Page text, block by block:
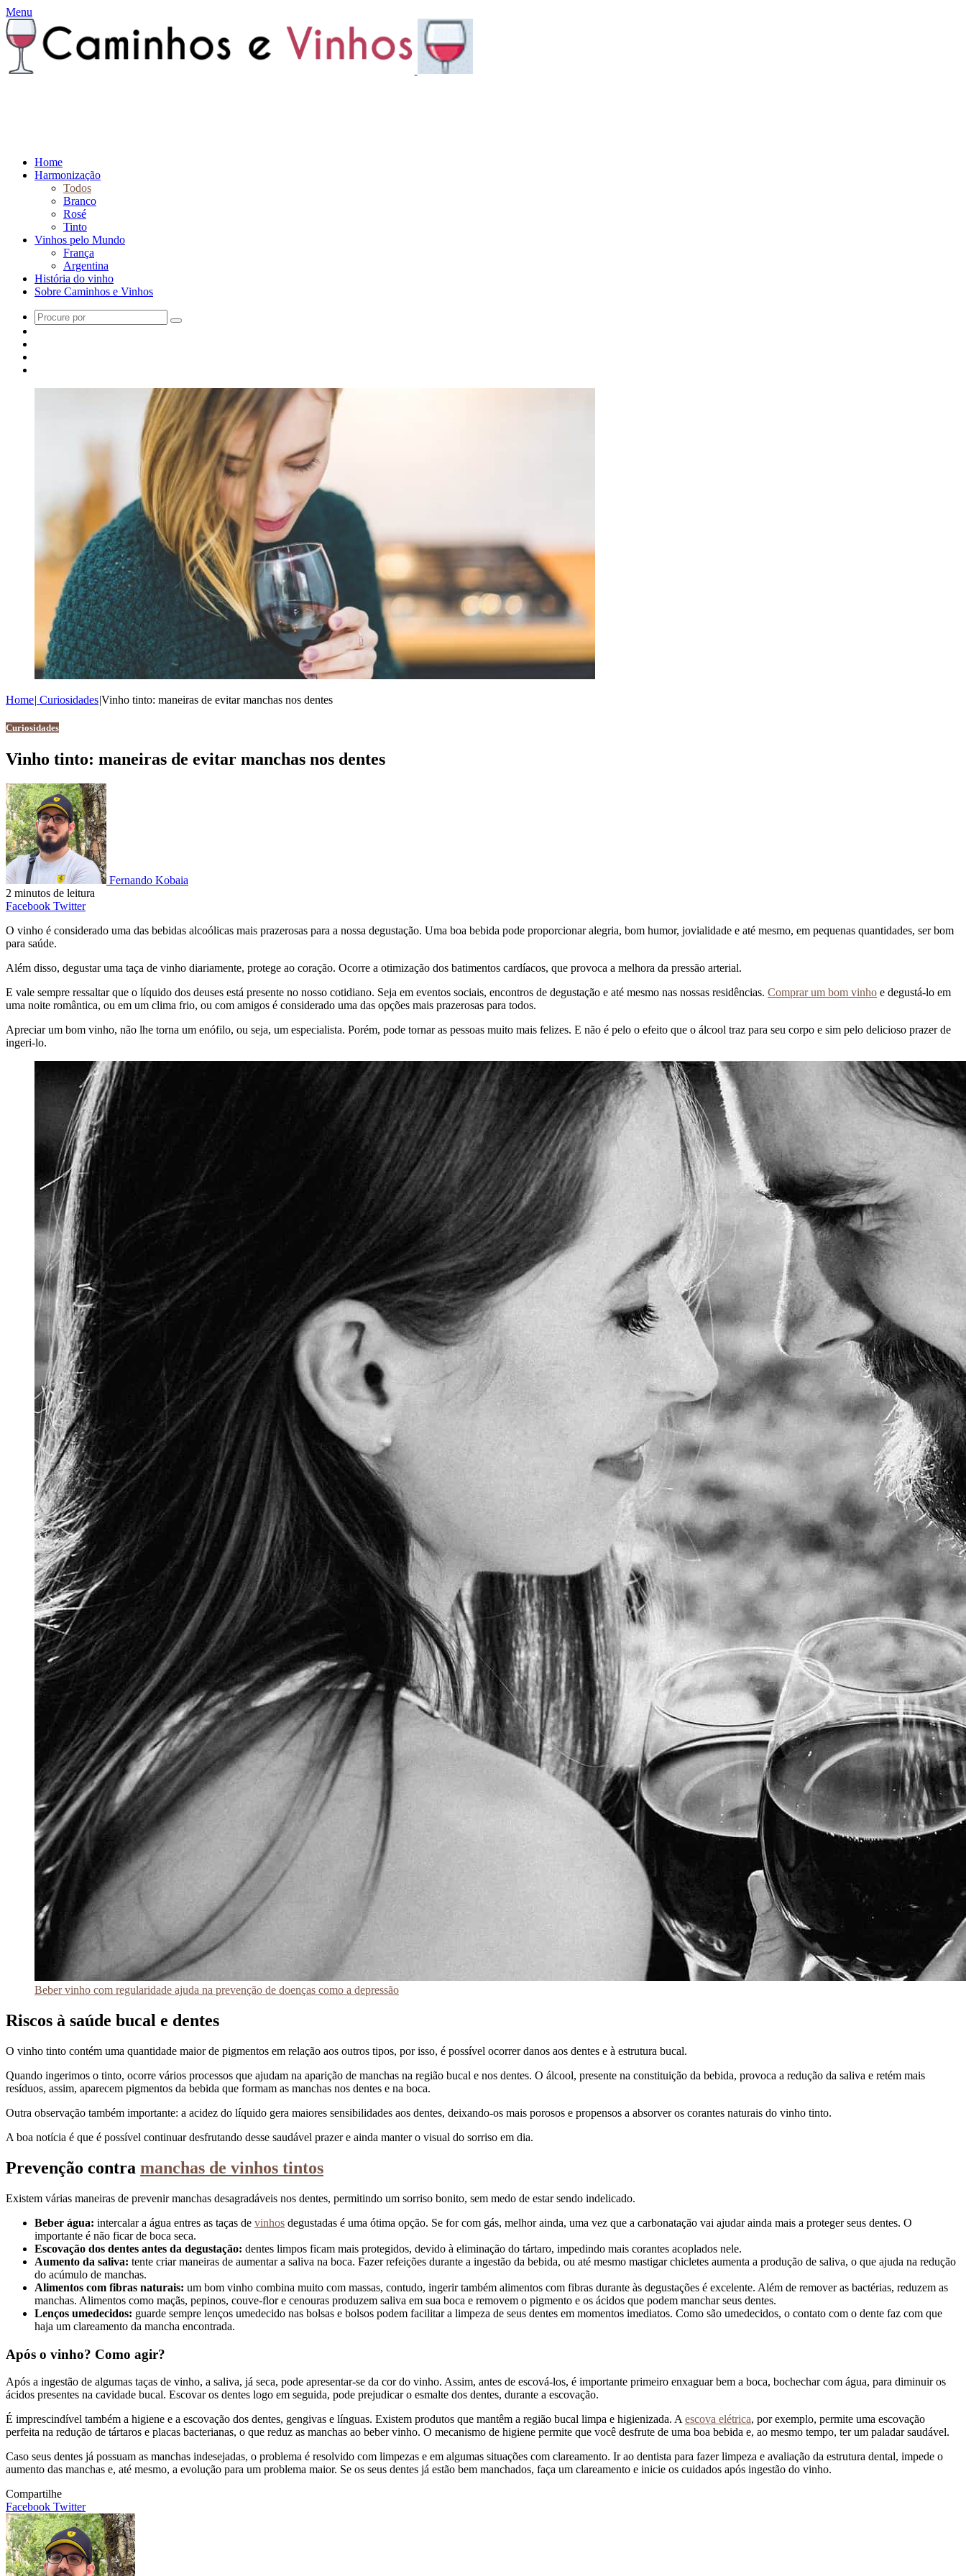
Menu
Home
Harmonização
Todos
Branco
Rosé
Tinto
Vinhos pelo Mundo
França
Argentina
História do vinho
Sobre Caminhos e Vinhos
Home| Curiosidades|Vinho tinto: maneiras de evitar manchas nos dentes
Curiosidades
Vinho tinto: maneiras de evitar manchas nos dentes
Fernando Kobaia
2 minutos de leitura
Facebook TwitterPinterest
WhatsApp
Compartilhe
email
O vinho é considerado uma das bebidas alcoólicas mais prazerosas para a nossa degustação. Uma boa bebida pode proporcionar alegria, bom humor, jovialidade e até mesmo, em pequenas quantidades, ser bom
para saúde.
Além disso, degustar uma taça de vinho diariamente, protege ao coração. Ocorre a otimização dos batimentos cardíacos, que provoca a melhora da pressão arterial.
E vale sempre ressaltar que o líquido dos deuses está presente no nosso cotidiano. Seja em eventos sociais, encontros de degustação e até mesmo nas nossas residências. Comprar um bom vinho e degustá-lo em
uma noite romântica, ou em um clima frio, ou com amigos é considerado uma das opções mais prazerosas para todos.
Apreciar um bom vinho, não lhe torna um enófilo, ou seja, um especialista. Porém, pode tornar as pessoas muito mais felizes. E não é pelo o efeito que o álcool traz para seu corpo e sim pelo delicioso prazer de
ingeri-lo.
Beber vinho com regularidade ajuda na prevenção de doenças como a depressão
Riscos à saúde bucal e dentes
O vinho tinto contém uma quantidade maior de pigmentos em relação aos outros tipos, por isso, é possível ocorrer danos aos dentes e à estrutura bucal.
Quando ingerimos o tinto, ocorre vários processos que ajudam na aparição de manchas na região bucal e nos dentes. O álcool, presente na constituição da bebida, provoca a redução da saliva e retém mais
resíduos, assim, aparecem pigmentos da bebida que formam as manchas nos dentes e na boca.
Outra observação também importante: a acidez do líquido gera maiores sensibilidades aos dentes, deixando-os mais porosos e propensos a absorver os corantes naturais do vinho tinto.
A boa notícia é que é possível continuar desfrutando desse saudável prazer e ainda manter o visual do sorriso em dia.
Prevenção contra manchas de vinhos tintos
Existem várias maneiras de prevenir manchas desagradáveis nos dentes, permitindo um sorriso bonito, sem medo de estar sendo indelicado.
Beber água: intercalar a água entres as taças de vinhos degustadas é uma ótima opção. Se for com gás, melhor ainda, uma vez que a carbonatação vai ajudar ainda mais a proteger seus dentes. O
importante é não ficar de boca seca.
Escovação dos dentes antes da degustação: dentes limpos ficam mais protegidos, devido à eliminação do tártaro, impedindo mais corantes acoplados nele.
Aumento da saliva: tente criar maneiras de aumentar a saliva na boca. Fazer refeições durante a ingestão da bebida, ou até mesmo mastigar chicletes aumenta a produção de saliva, o que ajuda na redução
do acúmulo de manchas.
Alimentos com fibras naturais: um bom vinho combina muito com massas, contudo, ingerir também alimentos com fibras durante às degustações é excelente. Além de remover as bactérias, reduzem as
manchas. Alimentos como maçãs, pepinos, couve-flor e cenouras produzem saliva em sua boca e removem o pigmento e os ácidos que podem manchar seus dentes.
Lenços umedecidos: guarde sempre lenços umedecido nas bolsas e bolsos podem facilitar a limpeza de seus dentes em momentos imediatos. Como são umedecidos, o contato com o dente faz com que
haja um clareamento da mancha encontrada.
Após o vinho? Como agir?
Após a ingestão de algumas taças de vinho, a saliva, já seca, pode apresentar-se da cor do vinho. Assim, antes de escová-los, é importante primeiro enxaguar bem a boca, bochechar com água, para diminuir os
ácidos presentes na cavidade bucal. Escovar os dentes logo em seguida, pode prejudicar o esmalte dos dentes, durante a escovação.
É imprescindível também a higiene e a escovação dos dentes, gengivas e línguas. Existem produtos que mantêm a região bucal limpa e higienizada. A escova elétrica, por exemplo, permite uma escovação
perfeita na redução de tártaros e placas bacterianas, o que reduz as manchas ao beber vinho. O mecanismo de higiene permite que você desfrute de uma boa bebida e, ao mesmo tempo, ter um paladar saudável.
Caso seus dentes já possuam as manchas indesejadas, o problema é resolvido com limpezas e em algumas situações com clareamento. Ir ao dentista para fazer limpeza e avaliação da estrutura dental, impede o
aumento das manchas e, até mesmo, a evolução para um problema maior. Se os seus dentes já estão bem manchados, faça um clareamento e inicie os cuidados após ingestão do vinho.
Compartilhe
Facebook TwitterPinterest
WhatsApp
Compartilhe
por
email